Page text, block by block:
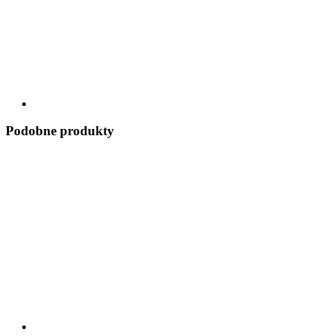
Podobne produkty